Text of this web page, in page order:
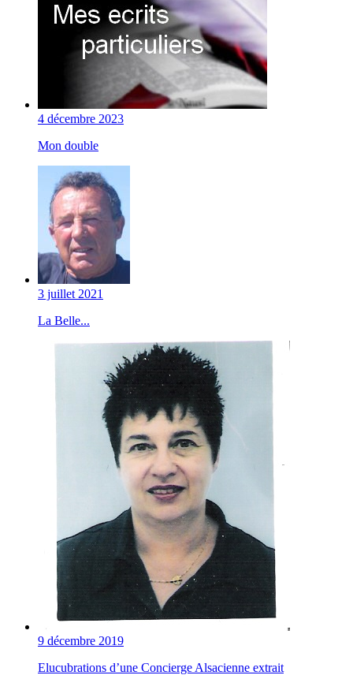
4 décembre 2023
Mon double
3 juillet 2021
La Belle...
9 décembre 2019
Elucubrations d’une Concierge Alsacienne extrait